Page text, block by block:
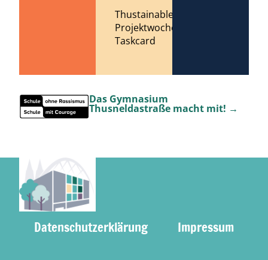
Thustainable
Projektwoche
Taskcard
Das Gymnasium
Thusneldastraße macht mit! →
Datenschutzerklärung Impressum